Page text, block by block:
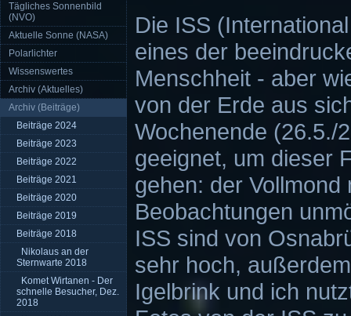
Tägliches Sonnenbild
(NVO)
Aktuelle Sonne (NASA)
Polarlichter
Wissenswertes
Archiv (Aktuelles)
Archiv (Beiträge)
Beiträge 2024
Beiträge 2023
Beiträge 2022
Beiträge 2021
Beiträge 2020
Beiträge 2019
Beiträge 2018
Nikolaus an der
Sternwarte 2018
Komet Wirtanen - Der
schnelle Besucher, Dez.
2018
Die ISS
eines der
Menschheit - aber
von der Erde aus
Wochenende (26.5./
geeignet, um dieser
gehen: der
Beobachtungen
ISS sind von
sehr hoch,
Igelbrink und ich